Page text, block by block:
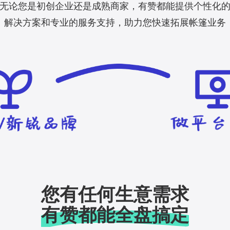
无论您是初创企业还是成熟商家，有赞都能提供个性化的
解决方案和专业的服务支持，助力您快速拓展帐篷业务
您有任何生意需求
有赞都能全盘搞定